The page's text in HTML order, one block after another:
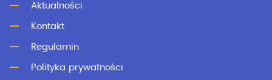
Aktualności
Kontakt
Regulamin
Polityka prywatności